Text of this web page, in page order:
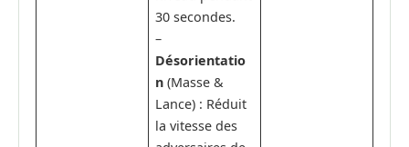
30 secondes.
–
Désorientatio
n (Masse &
Lance) : Réduit
la vitesse des